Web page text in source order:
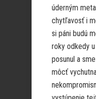
úderným
chytľavosť i
si páni budú
roky odkedy
posunul a
môcť